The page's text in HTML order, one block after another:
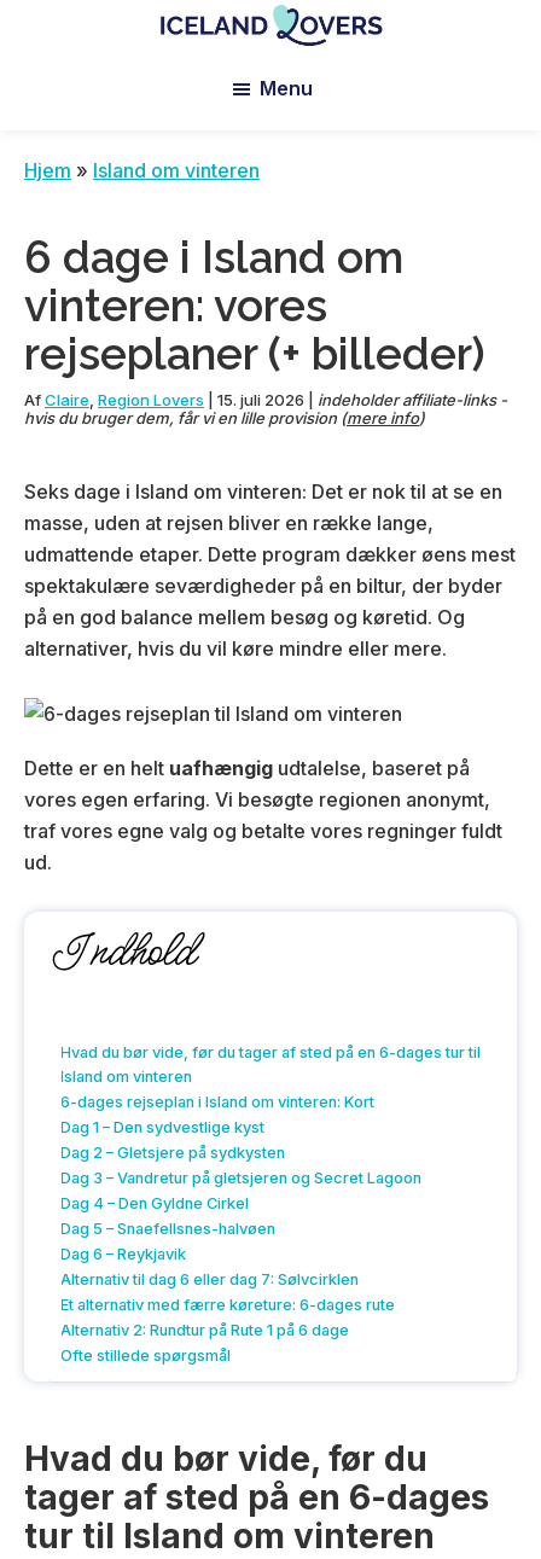
Claire
Menu
Hjem » Island om vinteren
6 dage i Island om
vinteren: vores
rejseplaner (+ billeder)
AfClaire Region Lovers 15. juli 2026
indeholder affiliate-links -
hvis du bruger dem, får vi en lille provision (mere info)
Seks dage i Island om vinteren: Det er nok til at se en
masse, uden at rejsen bliver en række lange,
udmattende etaper. Dette program dækker øens mest
spektakulære seværdigheder på en biltur, der byder
på en god balance mellem besøg og køretid. Og
alternativer, hvis du vil køre mindre eller mere.
Dette er en helt uafhængig udtalelse, baseret på
vores egen erfaring. Vi besøgte regionen anonymt,
traf vores egne valg og betalte vores regninger fuldt
ud.
Indhold
Hvad du bør vide, før du tager af sted på en 6-dages tur til
Island om vinteren
6-dages rejseplan i Island om vinteren: Kort
Dag 1 – Den sydvestlige kyst
Dag 2 – Gletsjere på sydkysten
Dag 3 – Vandretur på gletsjeren og Secret Lagoon
Dag 4 – Den Gyldne Cirkel
Dag 5 – Snaefellsnes-halvøen
Dag 6 – Reykjavik
Alternativ til dag 6 eller dag 7: Sølvcirklen
Et alternativ med færre køreture: 6-dages rute
Alternativ 2: Rundtur på Rute 1 på 6 dage
Ofte stillede spørgsmål
Hvad du bør vide, før du
tager af sted på en 6-dages
tur til Island om vinteren